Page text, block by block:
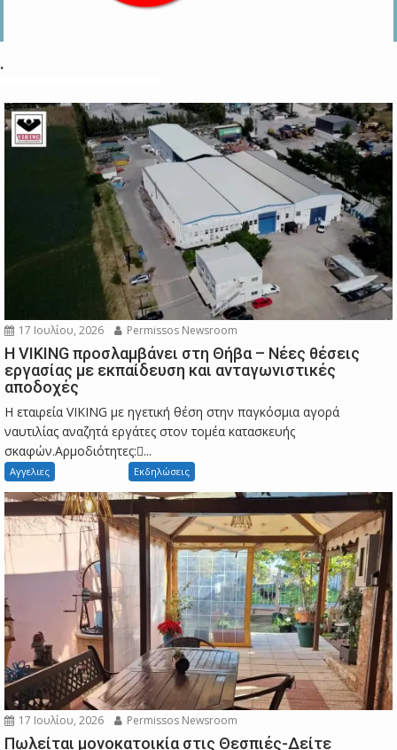
.
17 Ιουλίου, 2026 Permissos Newsroom
Η VIKING προσλαμβάνει στη Θήβα – Νέες θέσεις
εργασίας με εκπαίδευση και ανταγωνιστικές
αποδοχές
Η εταιρεία VIKING με ηγετική θέση στην παγκόσμια αγορά
ναυτιλίας αναζητά εργάτες στον τομέα κατασκευής
σκαφών.Αρμοδιότητες:...
Αγγελιες Εκδηλώσεις
17 Ιουλίου, 2026 Permissos Newsroom
Πωλείται μονοκατοικία στις Θεσπιές-Δείτε